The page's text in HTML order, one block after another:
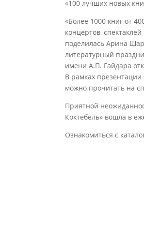
«100 лучших новых
«Более 1000 книг от
концертов,
поделилась Арина
литературный
имени А.П. Гайдара
В рамках презентации
можно прочитать на
Приятной
Коктебель» вошла в
Ознакомиться с